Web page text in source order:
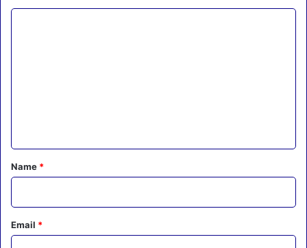
*
Name *
Email *